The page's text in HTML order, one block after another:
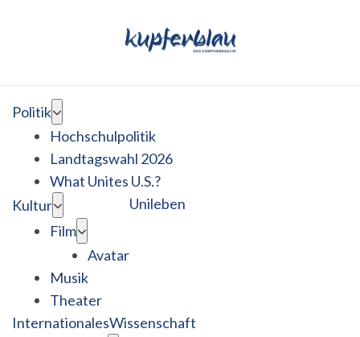
Politik
Hochschulpolitik
Landtagswahl 2026
What Unites U.S.?
Kultur
Film
Avatar
Musik
Theater
Unileben
InternationalesWissenschaft